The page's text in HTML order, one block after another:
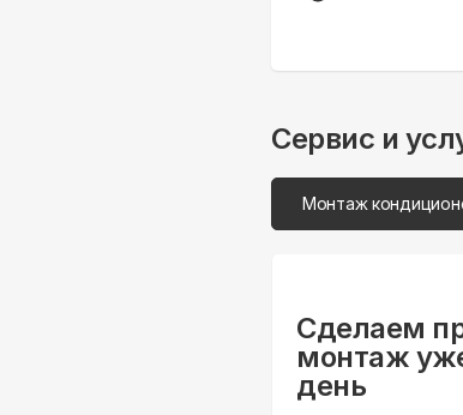
Сервис и
Монтаж
Сделаем
монтаж
день